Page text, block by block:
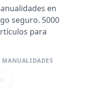
en
seguro. 5000
para
MANUALIDADES